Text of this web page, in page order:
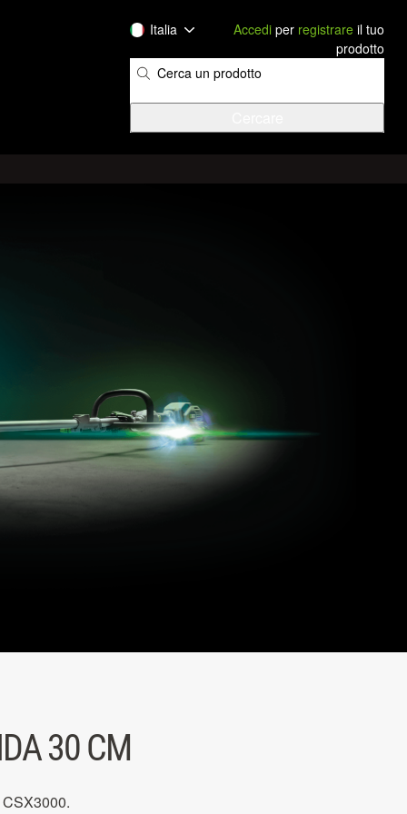
Italia Accedi per registrare il tuo
prodotto
30 CM